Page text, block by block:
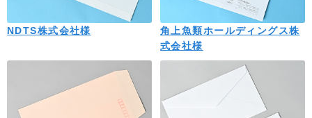
NDTS株式会社様
角上魚類ホールディングス株
式会社様